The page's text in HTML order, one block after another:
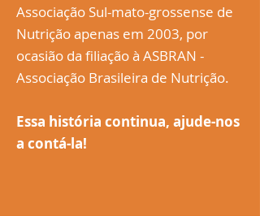
Associação Sul-mato-grossense de
Nutrição apenas em 2003, por
ocasião da filiação à ASBRAN -
Associação Brasileira de Nutrição.
Essa história continua, ajude-nos
a contá-la!